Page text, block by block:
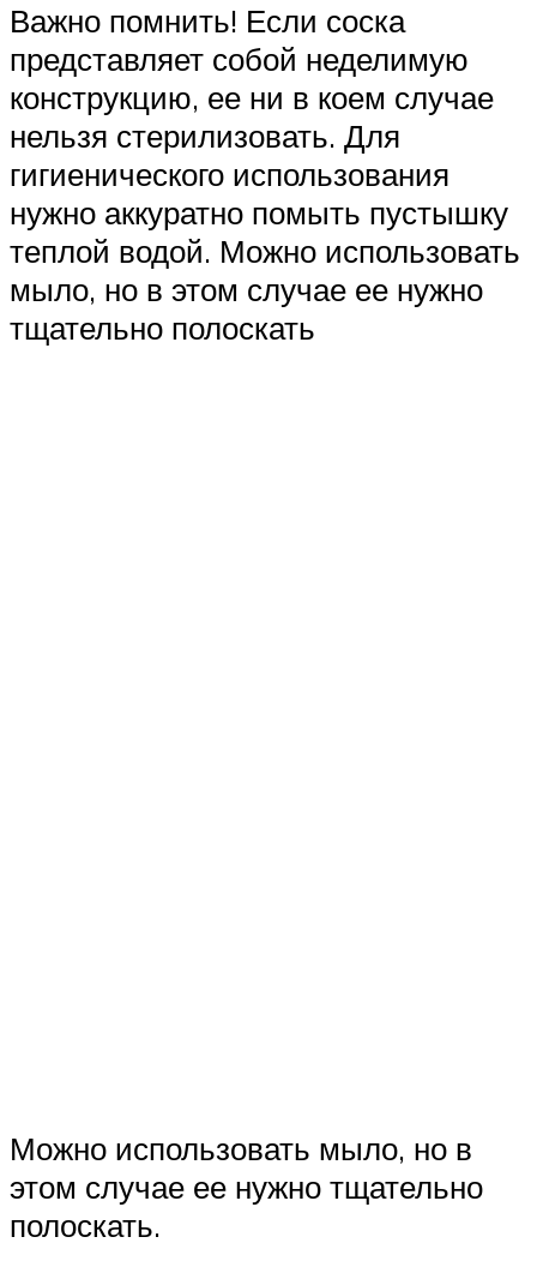
Важно помнить! Если соска
представляет собой неделимую
конструкцию, ее ни в коем случае
нельзя стерилизовать. Для
гигиенического использования
нужно аккуратно помыть пустышку
теплой водой. Можно использовать
мыло, но в этом случае ее нужно
тщательно полоскать
Можно использовать мыло, но в
этом случае ее нужно тщательно
полоскать.